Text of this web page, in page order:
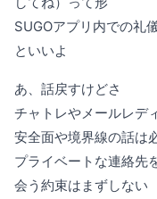
SUGOアプリ内での礼
といいよ
あ、話戻すけどさ
チャトレやメールレデ
安全面や境界線の話は
プライベートな連絡先
会う約束はまずしない